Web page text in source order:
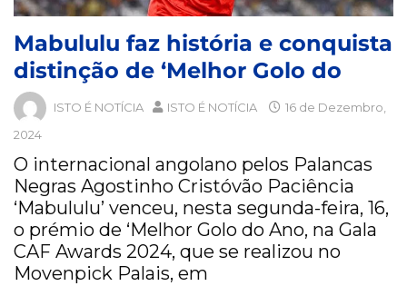
Mabululu faz história e conquista
distinção de ‘Melhor Golo do
ISTO É NOTÍCIA ISTO É NOTÍCIA
16 de Dezembro,
2024
O internacional angolano pelos Palancas
Negras Agostinho Cristóvão Paciência
‘Mabululu’ venceu, nesta segunda-feira, 16,
o prémio de ‘Melhor Golo do Ano, na Gala
CAF Awards 2024, que se realizou no
Movenpick Palais, em